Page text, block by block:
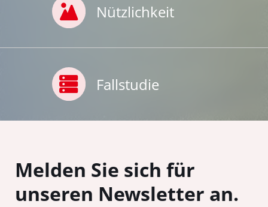
Nützlichkeit
Fallstudie
Melden Sie sich für
unseren Newsletter an.